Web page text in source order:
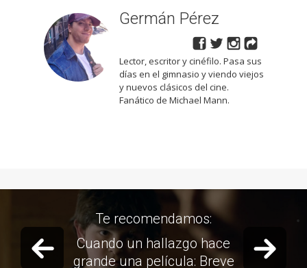
Germán Pérez
Lector, escritor y cinéfilo. Pasa sus
días en el gimnasio y viendo viejos
y nuevos clásicos del cine.
Fanático de Michael Mann.
Previous slide
Te recomendamos:
[Semana del Cine Italiano] El
amor en distintas facetas: